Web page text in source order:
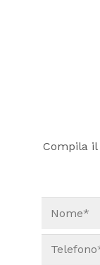
Compila il